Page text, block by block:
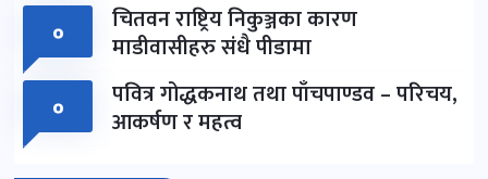
०
चितवन राष्ट्रिय निकुञ्जका कारण
माडीवासीहरु संधै पीडामा
०
पवित्र गोद्धकनाथ तथा पाँचपाण्डव – परिचय,
आकर्षण र महत्व